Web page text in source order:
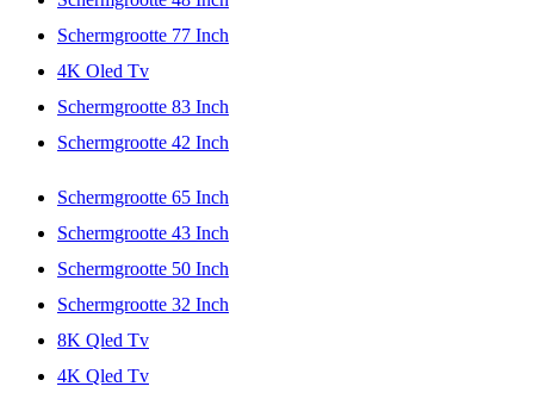
Schermgrootte 77 Inch
4K Oled Tv
Schermgrootte 83 Inch
Schermgrootte 42 Inch
Schermgrootte 65 Inch
Schermgrootte 43 Inch
Schermgrootte 50 Inch
Schermgrootte 32 Inch
8K Qled Tv
4K Qled Tv